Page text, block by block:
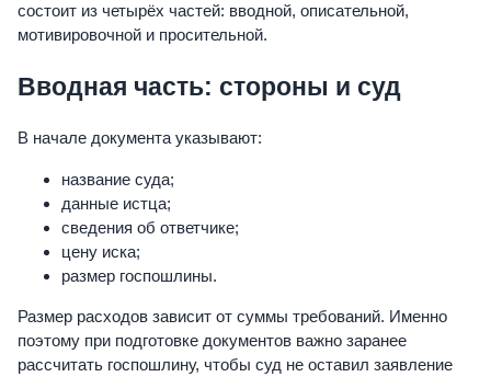
состоит из четырёх частей: вводной, описательной,
мотивировочной и просительной.
Вводная часть: стороны и суд
В начале документа указывают:
название суда;
данные истца;
сведения об ответчике;
цену иска;
размер госпошлины.
Размер расходов зависит от суммы требований. Именно
поэтому при подготовке документов важно заранее
рассчитать госпошлину, чтобы суд не оставил заявление